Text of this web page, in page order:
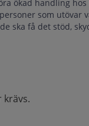
ökad handling
som utövar
ska få det stöd,
krävs.